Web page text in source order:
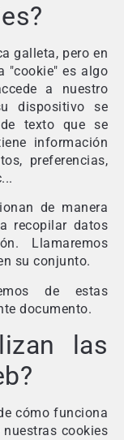
galleta, pero en
"cookie" es algo
a nuestro
dispositivo se
texto que se
información
preferencias,
de manera
recopilar datos
Llamaremos
su conjunto.
de estas
documento.
las
cómo funciona
cookies